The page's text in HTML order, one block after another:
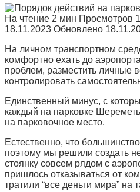
На чтение 2 мин Просмотров
18.11.2023 Обновлено
На личном транспортном
комфортно ехать до
проблем, разместить личные
контролировать
Единственный минус, с
каждый на парковке
на парковочное место.
Естественно, что
поэтому мы решили создать
стоянку совсем рядом с
пришлось отказываться от
тратили “все деньги мира” на